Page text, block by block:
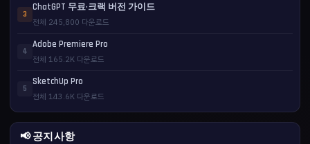
3
ChatGPT 무료·크랙 버전 가이드
전체 245,800 다운로드
4
Adobe Premiere Pro
전체 165.2K 다운로드
5
SketchUp Pro
전체 143.6K 다운로드
📢 공지사항